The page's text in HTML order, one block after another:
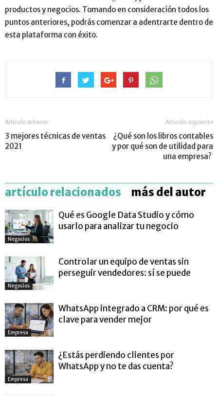
productos y negocios. Tomando en consideración todos los
puntos anteriores, podrás comenzar a adentrarte dentro de
esta plataforma con éxito.
Artículo anterior
3 mejores técnicas de ventas
2021
Artículo siguiente
¿Qué son los libros contables
y por qué son de utilidad para
una empresa?
artículo relacionados más del autor
Negocios
Qué es Google Data Studio y cómo
usarlo para analizar tu negocio
Negocios
Controlar un equipo de ventas sin
perseguir vendedores: sí se puede
Empresa
WhatsApp integrado a CRM: por qué es
clave para vender mejor
Empresa
¿Estás perdiendo clientes por
WhatsApp y no te das cuenta?